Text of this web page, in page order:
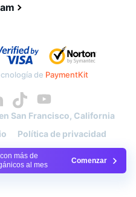
más de
al mes
Comenzar
de PaymentKit
San Francisco, California
Política de privacidad
Mapa del sitio